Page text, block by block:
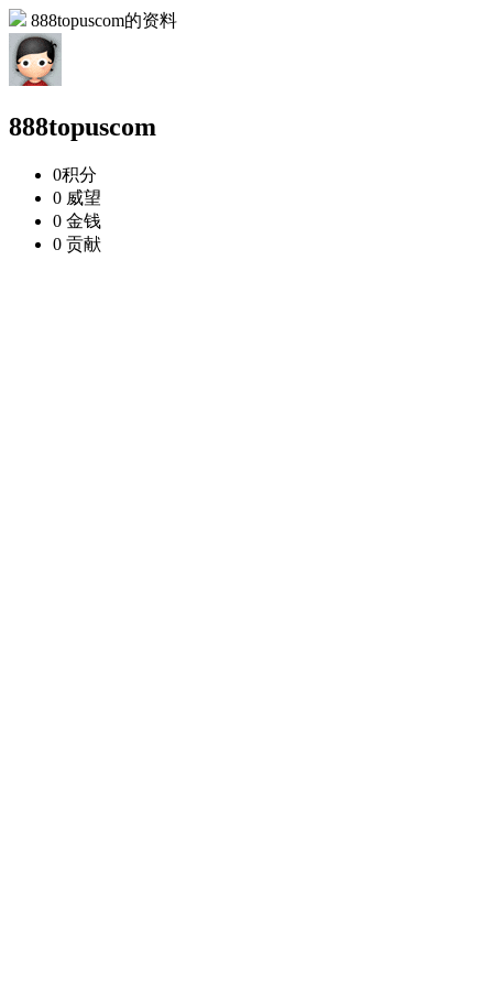
888topuscom的资料
888topuscom
0积分
0 威望
0 金钱
0 贡献